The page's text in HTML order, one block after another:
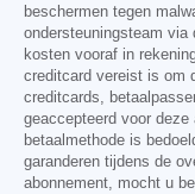
beschermen tegen
ondersteuningsteam via
kosten vooraf in
creditcard vereist is om
creditcards,
geaccepteerd voor
betaalmethode is
garanderen tijdens de
abonnement, mocht u